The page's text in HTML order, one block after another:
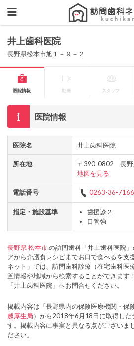
井上歯科医院
長野県松本市旭１－９－２
医院情報 動画 スタッフ
医院情報
医院名 井上歯科医院
所在地
〒390-0802 長野
地図を見る
電話番号 0263-36-7166
指定・施設基準
歯援診２
口管強
長野県 松本市の訪問歯科「井上歯科医院
アから介護食レシピまでお口で食べるを支
ネット」では、訪問歯科診療（在宅歯科医
置情報や地域から検索することができま
「井上歯科医院」へお問合せください。
掲載内容は「長野県内の保険医療機関・保
越厚生局）から2018年6月18日に取得した
す。掲載内容に事実と異なる点がございま
ださい。